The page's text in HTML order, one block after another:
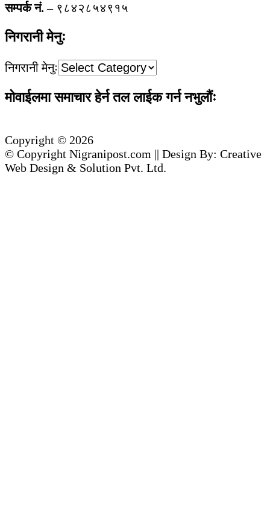
सम्पर्क नं.– ९८४२८५४९१५
निगरानी मेनुः
निगरानी मेनुः
मोवाईलमा समाचार हेर्न तल लाईक गर्न नभुलौंः
Copyright © 2026
© Copyright Nigranipost.com || Design By: Creative
Web Design & Solution Pvt. Ltd.